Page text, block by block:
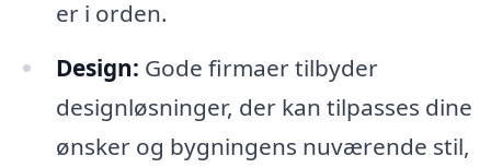
er i orden.
Design: Gode firmaer tilbyder
designløsninger, der kan tilpasses dine
ønsker og bygningens nuværende stil,